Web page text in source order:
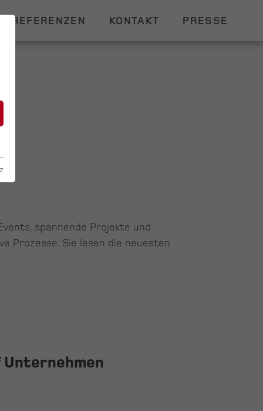
REFERENZEN KONTAKT PRESSE
spannende Projekte und
Prozesse. Sie lesen die neuesten